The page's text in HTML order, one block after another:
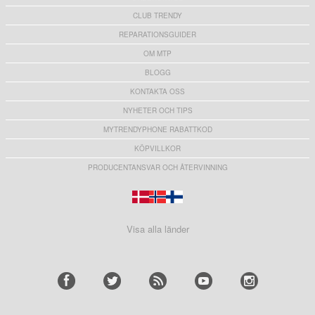
CLUB TRENDY
REPARATIONSGUIDER
OM MTP
BLOGG
KONTAKTA OSS
NYHETER OCH TIPS
MYTRENDYPHONE RABATTKOD
KÖPVILLKOR
PRODUCENTANSVAR OCH ÅTERVINNING
Visa alla länder